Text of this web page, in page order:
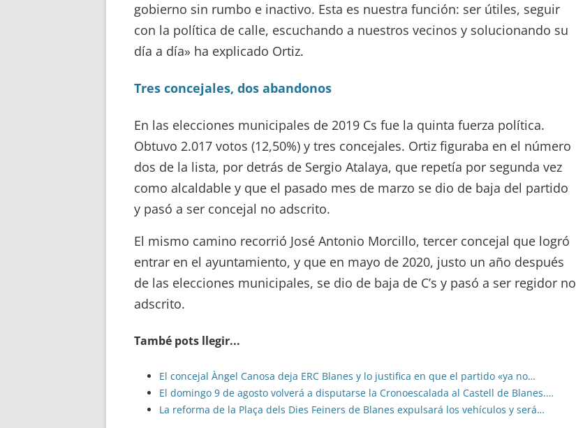
gobierno sin rumbo e inactivo. Esta es nuestra función: ser útiles, seguir
con la política de calle, escuchando a nuestros vecinos y solucionando su
día a día» ha explicado Ortiz.
Tres concejales, dos abandonos
En las elecciones municipales de 2019 Cs fue la quinta fuerza política.
Obtuvo 2.017 votos (12,50%) y tres concejales. Ortiz figuraba en el número
dos de la lista, por detrás de Sergio Atalaya, que repetía por segunda vez
como alcaldable y que el pasado mes de marzo se dio de baja del partido
y pasó a ser concejal no adscrito.
El mismo camino recorrió José Antonio Morcillo, tercer concejal que logró
entrar en el ayuntamiento, y que en mayo de 2020, justo un año después
de las elecciones municipales, se dio de baja de C’s y pasó a ser regidor no
adscrito.
També pots llegir...
El concejal Àngel Canosa deja ERC Blanes y lo justifica en que el partido «ya no…
El domingo 9 de agosto volverá a disputarse la Cronoescalada al Castell de Blanes.…
La reforma de la Plaça dels Dies Feiners de Blanes expulsará los vehículos y será…